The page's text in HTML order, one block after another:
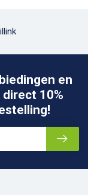
en
10%